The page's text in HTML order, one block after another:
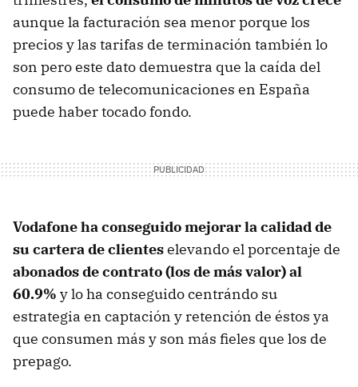
aunque la facturación sea menor porque los
precios y las tarifas de terminación también lo
son pero este dato demuestra que la caída del
consumo de telecomunicaciones en España
puede haber tocado fondo.
Vodafone ha conseguido mejorar la calidad de
su cartera de clienteselevando el porcentaje de
abonados de contrato (los de más valor) al
60.9% y lo ha conseguido centrándo su
estrategia en captación y retención de éstos ya
que consumen más y son más fieles que los de
prepago.